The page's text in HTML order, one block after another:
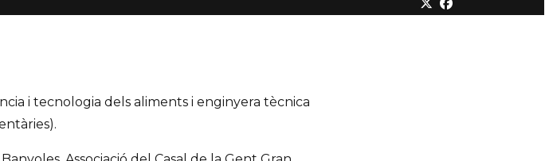
i tecnologia dels aliments i enginyera tècnica